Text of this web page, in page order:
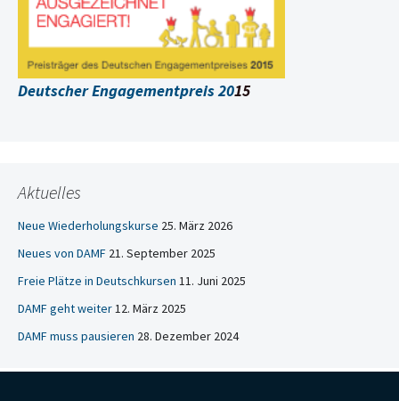
Deutscher Engagementpreis 2015
Aktuelles
Neue Wiederholungskurse 25. März 2026
Neues von DAMF 21. September 2025
Freie Plätze in Deutschkursen 11. Juni 2025
DAMF geht weiter12. März 2025
DAMF muss pausieren 28. Dezember 2024